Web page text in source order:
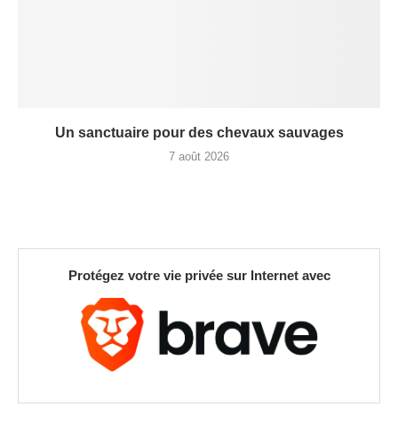
Un sanctuaire pour des chevaux sauvages
7 août 2026
Protégez votre vie privée sur Internet avec